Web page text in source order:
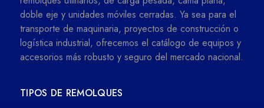
doble eje y unidades móviles cerradas. Ya sea para el
transporte de maquinaria, proyectos de construcción o
logística industrial, ofrecemos el catálogo de equipos y
accesorios más robusto y seguro del mercado nacional.
TIPOS DE REMOLQUES